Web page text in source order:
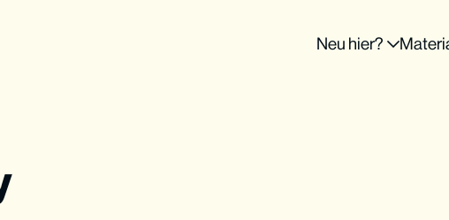
Neu hier?